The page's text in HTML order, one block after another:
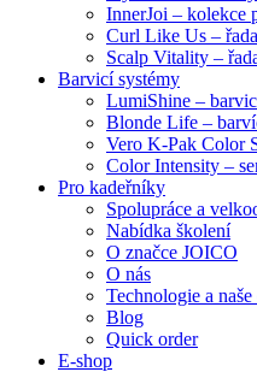
InnerJoi – kolekce
Curl Like Us –
Scalp Vitality –
Barvicí systémy
LumiShine –
Blonde Life –
Vero K-Pak Color
Color Intensity –
Pro kadeřníky
Spolupráce a
Nabídka školení
O značce JOICO
O nás
Technologie a
Blog
Quick order
E-shop